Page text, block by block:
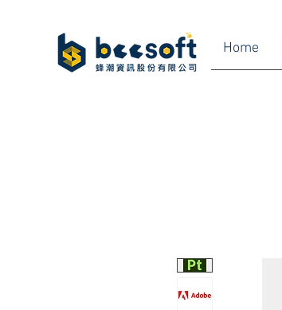
Home